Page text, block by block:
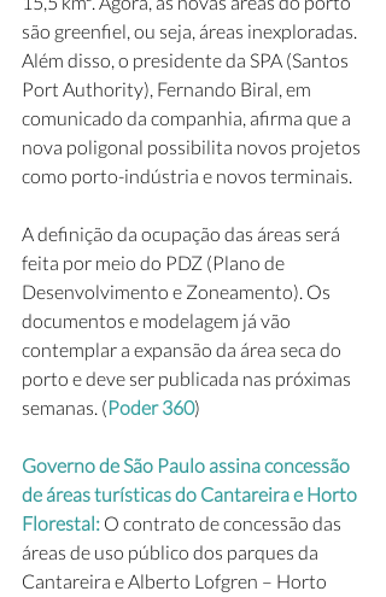
são greenfiel, ou seja, áreas inexploradas.
Além disso, o presidente da SPA (Santos
Port Authority), Fernando Biral, em
comunicado da companhia, afirma que a
nova poligonal possibilita novos projetos
como porto-indústria e novos terminais.
A definição da ocupação das áreas será
feita por meio do PDZ (Plano de
Desenvolvimento e Zoneamento). Os
documentos e modelagem já vão
contemplar a expansão da área seca do
porto e deve ser publicada nas próximas
semanas. (Poder 360)
Governo de São Paulo assina concessão
de áreas turísticas do Cantareira e Horto
Florestal: O contrato de concessão das
áreas de uso público dos parques da
Cantareira e Alberto Lofgren – Horto